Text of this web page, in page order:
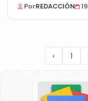
PorREDACCIÓN
‹ 1